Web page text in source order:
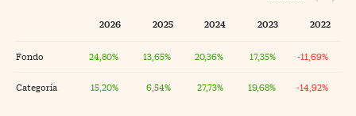
2026 2025 2024 2023 2022
Fondo 24,80% 13,65% 20,36% 17,35% -11,69%
Categoría 15,20% 6,54% 27,73% 19,68% -14,92%